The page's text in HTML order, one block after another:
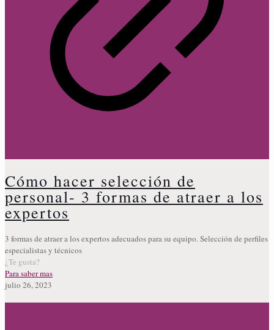
Cómo hacer selección de
personal- 3 formas de atraer a los
expertos
3 formas de atraer a los expertos adecuados para su equipo. Selección de perfiles
especialistas y técnicos
¿Te gusta?
Para saber mas
julio 26, 2023